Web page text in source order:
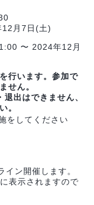
月7日(土)
〜 2024年12月
行います。参加で
せん。
出はできません、
。
をしてください
ン開催します。
表示されますので